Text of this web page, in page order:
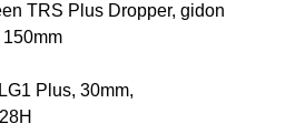
TRS Plus Dropper, gidon
150mm
Plus, 30mm,